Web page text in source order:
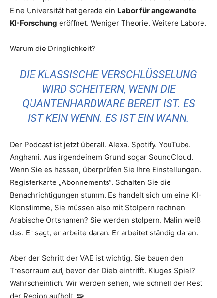
Eine Universität hat gerade ein Labor für angewandte
KI-Forschung eröffnet. Weniger Theorie. Weitere Labore.
Warum die Dringlichkeit?
DIE KLASSISCHE VERSCHLÜSSELUNG
WIRD SCHEITERN, WENN DIE
QUANTENHARDWARE BEREIT IST. ES
IST KEIN WENN. ES IST EIN WANN.
Der Podcast ist jetzt überall. Alexa. Spotify. YouTube.
Anghami. Aus irgendeinem Grund sogar SoundCloud.
Wenn Sie es hassen, überprüfen Sie Ihre Einstellungen.
Registerkarte „Abonnements“. Schalten Sie die
Benachrichtigungen stumm. Es handelt sich um eine KI-
Klonstimme, Sie müssen also mit Stolpern rechnen.
Arabische Ortsnamen? Sie werden stolpern. Malin weiß
das. Er sagt, er arbeite daran. Er arbeitet ständig daran.
Aber der Schritt der VAE ist wichtig. Sie bauen den
Tresorraum auf, bevor der Dieb eintrifft. Kluges Spiel?
Wahrscheinlich. Wir werden sehen, wie schnell der Rest
der Region aufholt. 🧩